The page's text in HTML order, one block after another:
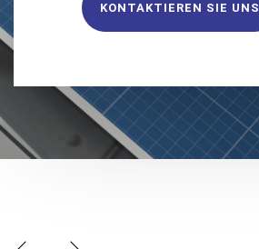
KONTAKTIEREN SIE UNS